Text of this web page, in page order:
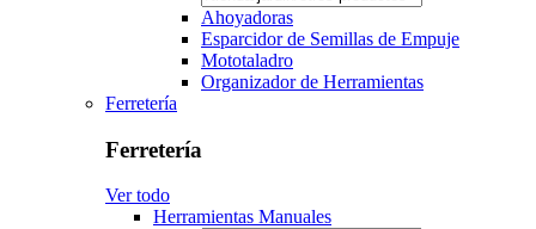
Ahoyadoras
Esparcidor de Semillas de Empuje
Mototaladro
Organizador de Herramientas
Ferretería
Ferretería
Ver todo
Herramientas Manuales